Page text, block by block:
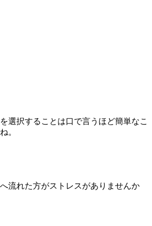
を選択することは口で言うほど簡単なこ
。
流れた方がストレスがありませんか